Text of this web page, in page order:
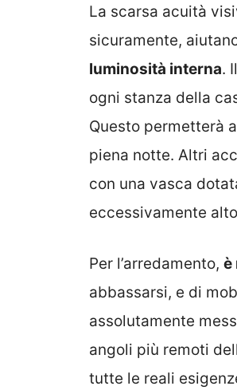
La scarsa acuità
sicuramente,
luminosità interna.
ogni stanza della
Questo permetterà
piena notte. Altri
con una vasca
eccessivamente
Per l’arredamento, è
abbassarsi, e di
assolutamente
angoli più remoti
tutte le reali